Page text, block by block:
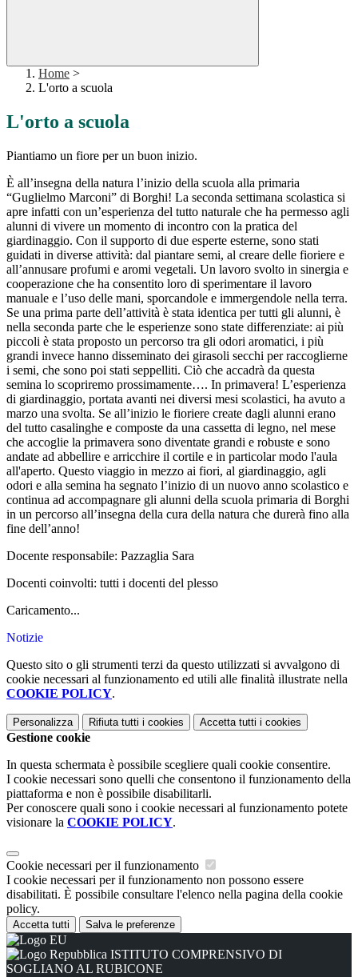
Home >
L'orto a scuola
L'orto a scuola
Piantiamo un fiore per un buon inizio.
È all’insegna della natura l’inizio della scuola alla primaria
“Guglielmo Marconi” di Borghi! La seconda settimana scolastica si
apre infatti con un’esperienza del tutto naturale che ha permesso agli
alunni di vivere un momento di incontro con la pratica del
giardinaggio. Con il supporto di due esperte esterne, sono stati
guidati in diverse attività: dal piantare semi, al creare delle fioriere e
all’annusare profumi e aromi vegetali. Un lavoro svolto in sinergia e
cooperazione che ha consentito loro di sperimentare il lavoro
manuale e l’uso delle mani, sporcandole e immergendole nella terra.
Se una prima parte dell’attività è stata identica per tutti gli alunni, è
nella seconda parte che le esperienze sono state differenziate: ai più
piccoli è stata proposto un percorso tra gli odori aromatici, i più
grandi invece hanno disseminato dei girasoli secchi per raccoglierne
i semi, che sono poi stati seppelliti. Ciò che accadrà da questa
semina lo scopriremo prossimamente…. In primavera! L’esperienza
di giardinaggio, portata avanti nei diversi mesi scolastici, ha avuto a
marzo una svolta. Se all’inizio le fioriere create dagli alunni erano
del tutto casalinghe e composte da una cassetta di legno, nel mese
che accoglie la primavera sono diventate grandi e robuste e sono
andate ad abbellire e arricchire il cortile e in particolar modo l'aula
all'aperto. Questo viaggio in mezzo ai fiori, al giardinaggio, agli
odori e alla semina ha segnato l’inizio di un nuovo anno scolastico e
continua ad accompagnare gli alunni della scuola primaria di Borghi
in un percorso all’insegna della cura della natura che durerà fino alla
fine dell’anno!
Docente responsabile: Pazzaglia Sara
Docenti coinvolti: tutti i docenti del plesso
Caricamento...
Notizie
Questo sito o gli strumenti terzi da questo utilizzati si avvalgono di
cookie necessari al funzionamento ed utili alle finalità illustrate nella
COOKIE POLICY.
Personalizza Rifiuta tutti i cookies Accetta tutti i cookies
Gestione cookie
In questa schermata è possibile scegliere quali cookie consentire.
I cookie necessari sono quelli che consentono il funzionamento della
piattaforma e non è possibile disabilitarli.
Per conoscere quali sono i cookie necessari al funzionamento potete
visionare la COOKIE POLICY.
Cookie necessari per il funzionamento
I cookie necessari per il funzionamento non possono essere
disabilitati. È possibile consultare l'elenco nella pagina della cookie
policy.
Accetta tutti Salva le preferenze
ISTITUTO COMPRENSIVO DI
SOGLIANO AL RUBICONE